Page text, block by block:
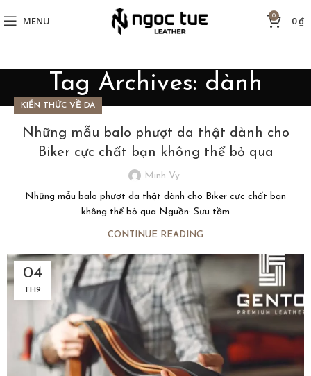
MENU 0 0₫
Tag Archives: dành
KIẾN THỨC VỀ DA
Những mẫu balo phượt da thật dành cho
Biker cực chất bạn không thể bỏ qua
Minh Vy
Những mẫu balo phượt da thật dành cho Biker cực chất bạn
không thể bỏ qua Nguồn: Sưu tầm
CONTINUE READING
04
TH9